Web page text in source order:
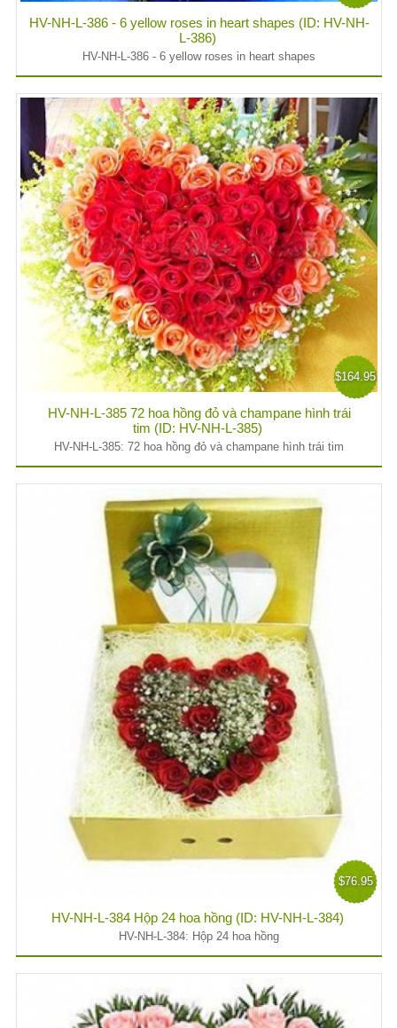
HV-NH-L-386 - 6 yellow roses in heart shapes (ID: HV-NH-
L-386)
HV-NH-L-386 - 6 yellow roses in heart shapes
$164.95
HV-NH-L-385 72 hoa hồng đỏ và champane hình trái
tim (ID: HV-NH-L-385)
HV-NH-L-385: 72 hoa hồng đỏ và champane hình trái tim
$76.95
HV-NH-L-384 Hộp 24 hoa hồng (ID: HV-NH-L-384)
HV-NH-L-384: Hộp 24 hoa hồng